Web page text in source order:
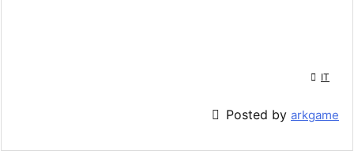
 IT
 Posted by arkgame